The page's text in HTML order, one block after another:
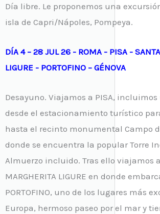
Día libre. Le proponemos una
isla de Capri/Nápoles, Pompeya.
DÍA 4 – 28 JUL 26 - ROMA - PISA -
LIGURE - PORTOFINO – GÉNOVA
Desayuno. Viajamos a PISA,
desde el estacionamiento turístico
hasta el recinto monumental Campo
donde se encuentra la popular Torre
Almuerzo incluido. Tras ello viajamos a
MARGHERITA LIGURE en donde
PORTOFINO, uno de los lugares más
Europa, hermoso paseo por el mar y